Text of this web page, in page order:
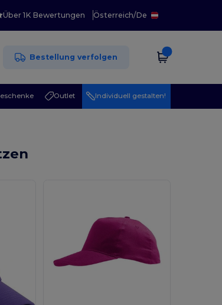
Über 1K Bewertungen Österreich/De
Bestellung verfolgen
Outlet Individuell gestalten!